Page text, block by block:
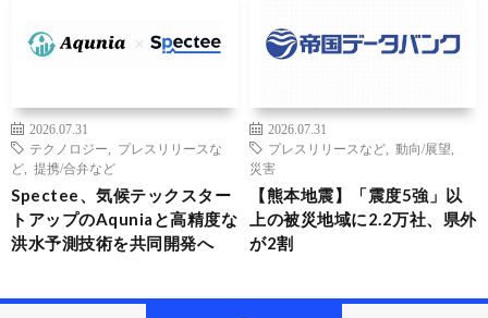
2026.07.31
テクノロジー
プレスリリースな
ど
提携/合弁など
Spectee、気候テックスター
トアップのAquniaと高精度な
洪水予測技術を共同開発へ
2026.07.31
プレスリリースなど
動向/展望
災害
【熊本地震】「震度5強」以
上の被災地域に2.2万社、県外
が2割